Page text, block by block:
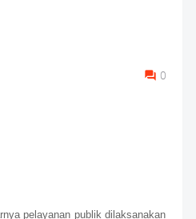
0
pelayanan publik dilaksanakan